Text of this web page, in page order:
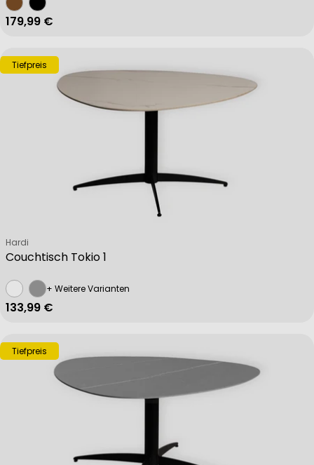
Regulärer Preis
179,99 €
Tiefpreis
Couchtisch Tokio 1
Verkäufer:
Hardi
+ Weitere Varianten
Regulärer Preis
133,99 €
Tiefpreis